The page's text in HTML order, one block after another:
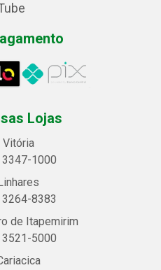
Lojas
Vitória
3347-1000
8383
de Itapemirim
3521-5000